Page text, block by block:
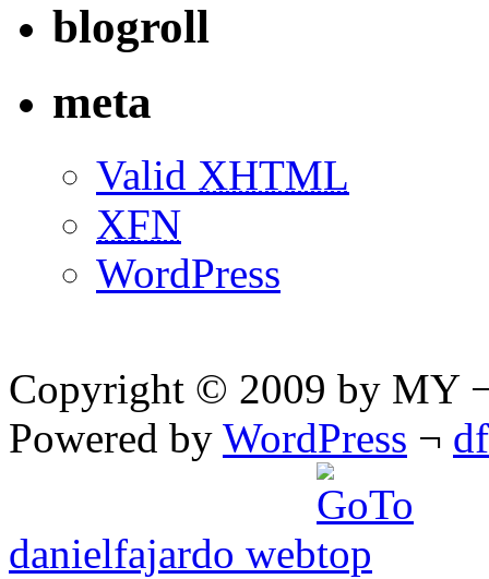
blogroll
meta
Valid XHTML
XFN
WordPress
Copyright © 2009 by MY
Powered by WordPress ¬
danielfajardo web